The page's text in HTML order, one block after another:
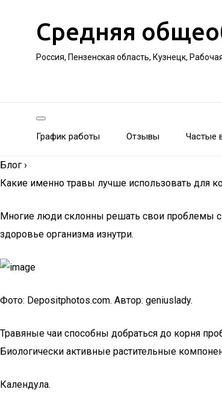
Средняя
Россия, Пензенская область, Кузнецк,
График работы Отзывы Частые
Блог ›
Какие именно травы лучше использовать для
Многие люди склонны решать свои проблемы с
здоровье организма изнутри.
Фото: Depositphotos.com. Автор: geniuslady.
Травяные чаи способны добраться до корня
Биологически активные растительные
Календула.